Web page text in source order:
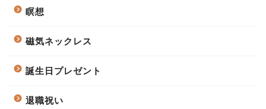
瞑想
磁気ネックレス
誕生日プレゼント
退職祝い